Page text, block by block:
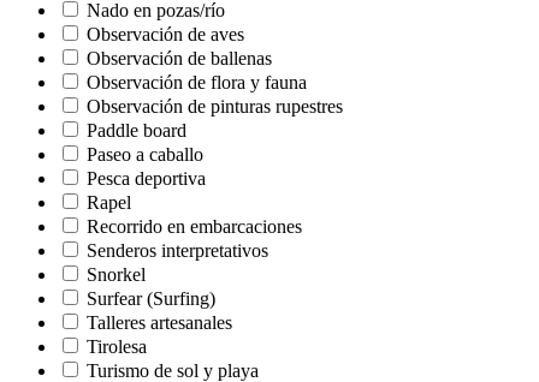
Nado en pozas/río
Observación de aves
Observación de ballenas
Observación de flora y fauna
Observación de pinturas rupestres
Paddle board
Paseo a caballo
Pesca deportiva
Rapel
Recorrido en embarcaciones
Senderos interpretativos
Snorkel
Surfear (Surfing)
Talleres artesanales
Tirolesa
Turismo de sol y playa